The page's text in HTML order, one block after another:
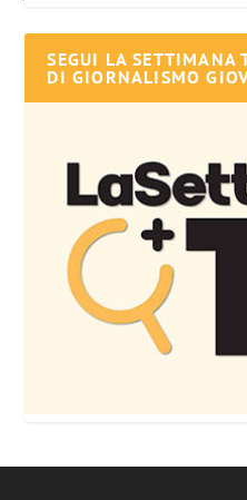
SEGUI LA SETTIMANA
DI GIORNALISMO